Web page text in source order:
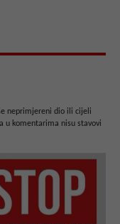
neprimjereni dio ili cijeli
u komentarima nisu stavovi